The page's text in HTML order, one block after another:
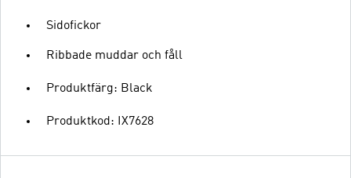
Sidofickor
Ribbade muddar och fåll
Produktfärg: Black
Produktkod: IX7628